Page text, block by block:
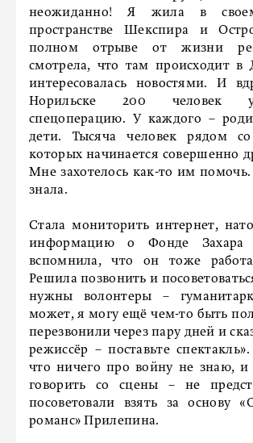
неожиданно! Я жила в
пространстве Шекспира и
полном отрыве от жизни
смотрела, что там происходит в
интересовалась новостями. И
Норильске 200 человек
спецоперацию. У каждого –
дети. Тысяча человек рядом
которых начинается совершенно
Мне захотелось как-то им
знала.
Стала мониторить интернет,
информацию о Фонде Захара
вспомнила, что он тоже
Решила позвонить и
нужны волонтеры –
может, я могу ещё чем-то быть
перезвонили через пару дней и
режиссёр – поставьте
что ничего про войну не знаю, и
говорить со сцены – не
посоветовали взять за основу
романс» Прилепина.